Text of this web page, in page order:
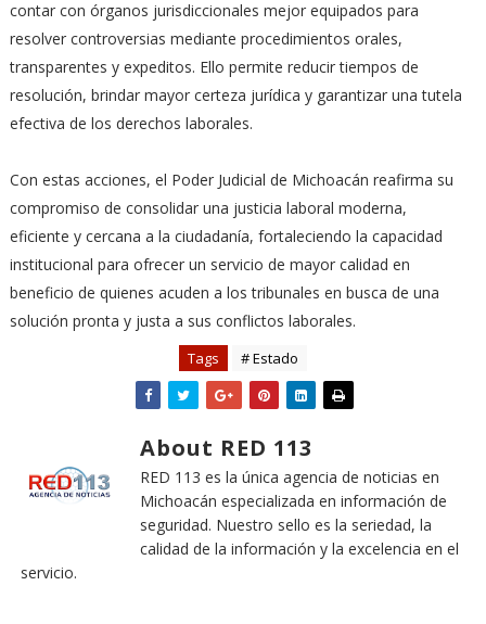
contar con órganos jurisdiccionales mejor equipados para
resolver controversias mediante procedimientos orales,
transparentes y expeditos. Ello permite reducir tiempos de
resolución, brindar mayor certeza jurídica y garantizar una tutela
efectiva de los derechos laborales.
Con estas acciones, el Poder Judicial de Michoacán reafirma su
compromiso de consolidar una justicia laboral moderna,
eficiente y cercana a la ciudadanía, fortaleciendo la capacidad
institucional para ofrecer un servicio de mayor calidad en
beneficio de quienes acuden a los tribunales en busca de una
solución pronta y justa a sus conflictos laborales.
Tags # Estado
About RED 113
RED 113 es la única agencia de noticias en
Michoacán especializada en información de
seguridad. Nuestro sello es la seriedad, la
calidad de la información y la excelencia en el
servicio.